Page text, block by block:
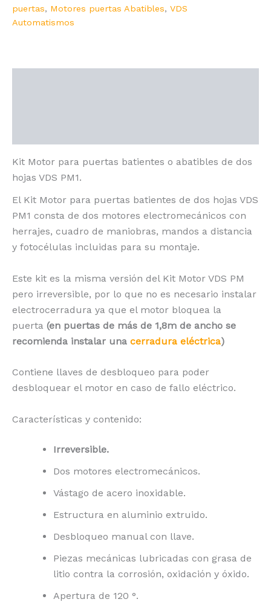
PM1
cantidad
puertas, Motores puertas Abatibles, VDS
Automatismos
Kit Motor para puertas batientes o abatibles de dos
hojas VDS PM1.
El Kit Motor para puertas batientes de dos hojas VDS
PM1 consta de dos motores electromecánicos con
herrajes, cuadro de maniobras, mandos a distancia
y fotocélulas incluidas para su montaje.
Este kit es la misma versión del Kit Motor VDS PM
pero irreversible, por lo que no es necesario instalar
electrocerradura ya que el motor bloquea la
puerta (en puertas de más de 1,8m de ancho se
recomienda instalar una cerradura eléctrica)
Contiene llaves de desbloqueo para poder
desbloquear el motor en caso de fallo eléctrico.
Características y contenido:
Irreversible.
Dos motores electromecánicos.
Vástago de acero inoxidable.
Estructura en aluminio extruido.
Desbloqueo manual con llave.
Piezas mecánicas lubricadas con grasa de
litio contra la corrosión, oxidación y óxido.
Apertura de 120 °.